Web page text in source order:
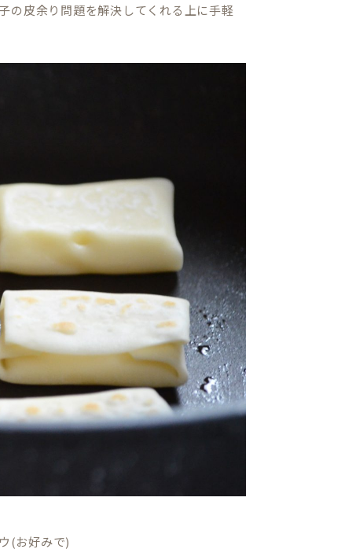
の皮余り問題を解決してくれる上に手軽
(お好みで)